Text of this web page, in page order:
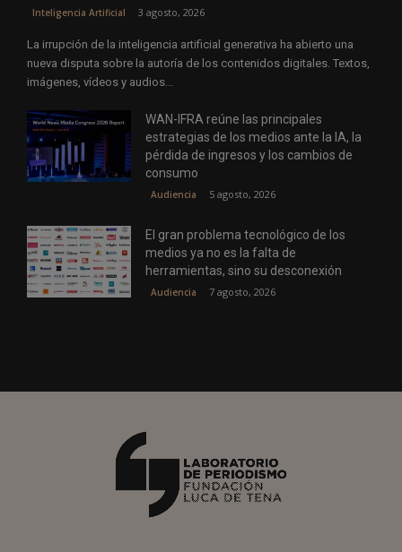
Inteligencia Artificial 3 agosto, 2026
La irrupción de la inteligencia artificial generativa ha abierto una
nueva disputa sobre la autoría de los contenidos digitales. Textos,
imágenes, vídeos y audios...
WAN-IFRA reúne las principales
estrategias de los medios ante la IA, la
pérdida de ingresos y los cambios de
consumo
Audiencia 5 agosto, 2026
El gran problema tecnológico de los
medios ya no es la falta de
herramientas, sino su desconexión
Audiencia 7 agosto, 2026